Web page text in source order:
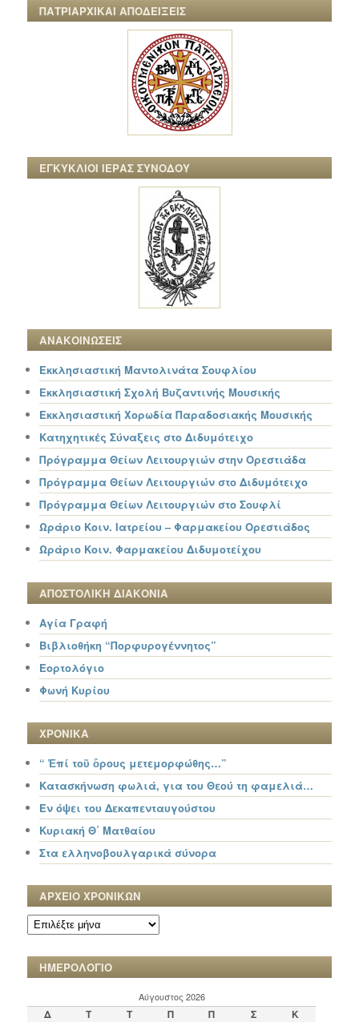
ΠΑΤΡΙΑΡΧΙΚΑΙ ΑΠΟΔΕΙΞΕΙΣ
ΕΓΚΥΚΛΙΟΙ ΙΕΡΑΣ ΣΥΝΟΔΟΥ
ΑΝΑΚΟΙΝΩΣΕΙΣ
Εκκλησιαστική Μαντολινάτα Σουφλίου
Εκκλησιαστική Σχολή Βυζαντινής Μουσικής
Εκκλησιαστική Χορωδία Παραδοσιακής Μουσικής
Κατηχητικές Σύναξεις στο Διδυμότειχο
Πρόγραμμα Θείων Λειτουργιών στην Ορεστιάδα
Πρόγραμμα Θείων Λειτουργιών στο Διδυμότειχο
Πρόγραμμα Θείων Λειτουργιών στο Σουφλί
Ωράριο Κοιν. Ιατρείου – Φαρμακείου Ορεστιάδος
Ωράριο Κοιν. Φαρμακείου Διδυμοτείχου
ΑΠΟΣΤΟΛΙΚΗ ΔΙΑΚΟΝΙΑ
Αγία Γραφή
Βιβλιοθήκη “Πορφυρογέννητος”
Εορτολόγιο
Φωνή Κυρίου
ΧΡΟΝΙΚΑ
“ Ἐπί τοῦ ὄρους μετεμορφώθης…”
Κατασκήνωση φωλιά, για του Θεού τη φαμελιά…
Εν όψει του Δεκαπενταυγούστου
Κυριακή Θ΄ Ματθαίου
Στα ελληνοβουλγαρικά σύνορα
ΑΡΧΕΙΟ ΧΡΟΝΙΚΩΝ
ΑΡΧΕΙΟ
ΧΡΟΝΙΚΩΝ
ΗΜΕΡΟΛΟΓΙΟ
Αύγουστος 2026
Δ Τ Τ Π Π Σ
Κ